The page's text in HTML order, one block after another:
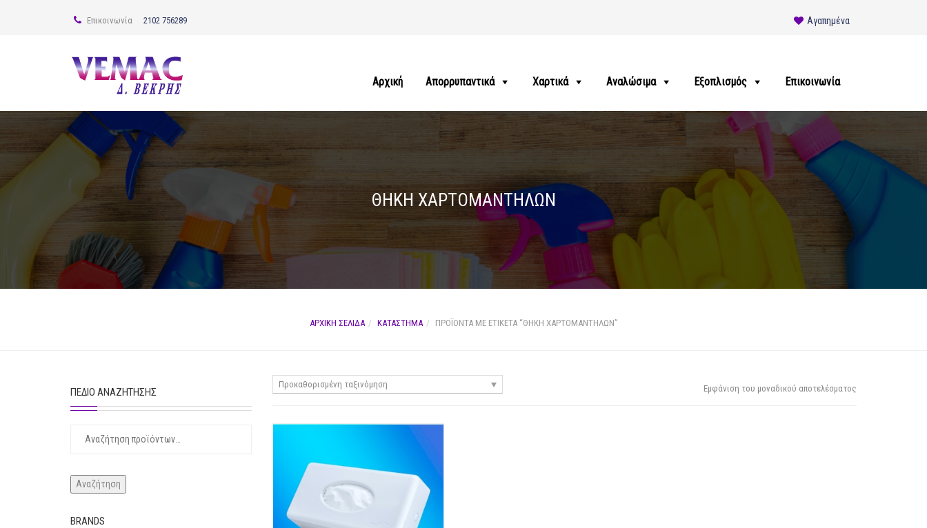
Επικοινωνία 2102 756289 Αγαπημένα
Αρχική Απορρυπαντικά Χαρτικά Αναλώσιμα Εξοπλισμός Επικοινωνία
ΘΗΚΗ ΧΑΡΤΟΜΑΝΤΗΛΩΝ
ΑΡΧΙΚΉ ΣΕΛΊΔΑ ΚΑΤΆΣΤΗΜΑ ΠΡΟΪΌΝΤΑ ΜΕ ΕΤΙΚΈΤΑ “ΘΗΚΗ ΧΑΡΤΟΜΑΝΤΗΛΩΝ”
ΠΕΔΊΟ ΑΝΑΖΉΤΗΣΗΣ
Αναζήτηση
BRANDS
Εμφάνιση του μοναδικού αποτελέσματος
Προκαθορισμένη ταξινόμηση